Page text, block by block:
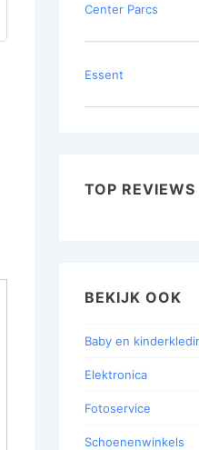
Center Parcs
Essent
TOP REVIEWS
BEKIJK OOK
Baby en
Elektronica
Fotoservice
Schoenenwinkels